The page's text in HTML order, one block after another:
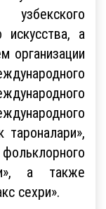
искусства, а
организации
а также
сехри».